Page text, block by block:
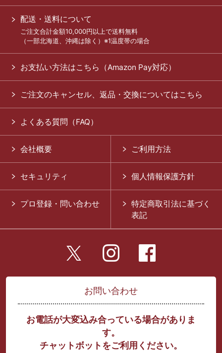
配送・送料について
ご注文合計金額10,000円以上で送料無料
（一部北海道、沖縄は除く）※1温度帯の場合
お支払い方法はこちら（Amazon Pay対応）
ご注文のキャンセル、返品・交換についてはこちら
よくある質問（FAQ）
会社概要 ご利用方法
セキュリティ 個人情報保護方針
プロ登録・問い合わせ
特定商取引法に基づく
表記
お問い合わせ
お電話が大変込み合っている場合がありま
す。
チャットボットをご利用ください。